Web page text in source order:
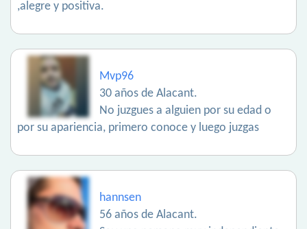
,alegre y positiva.
Mvp96
30 años de Alacant.
No juzgues a alguien por su edad o
por su apariencia, primero conoce y luego juzgas
hannsen
56 años de Alacant.